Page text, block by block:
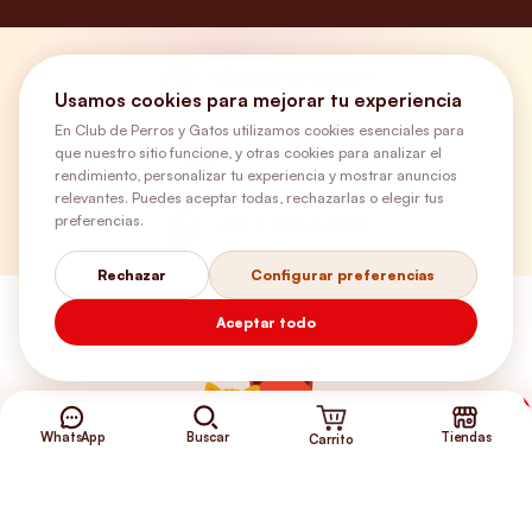
Envíos Gratis
WhatsApp Buscar Carrito Tiendas
Usamos cookies para mejorar tu experiencia
En Club de Perros y Gatos utilizamos cookies esenciales para
que nuestro sitio funcione, y otras cookies para analizar el
rendimiento, personalizar tu experiencia y mostrar anuncios
relevantes. Puedes aceptar todas, rechazarlas o elegir tus
preferencias.
Rechazar Configurar preferencias
Aceptar todo